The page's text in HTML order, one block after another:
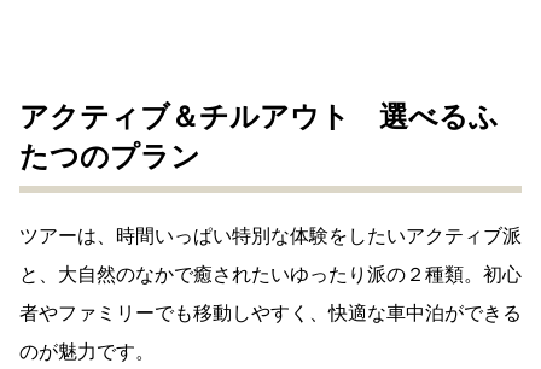
アクティブ＆チルアウト 選べるふ
たつのプラン
ツアーは、時間いっぱい特別な体験をしたいアクティブ派
と、大自然のなかで癒されたいゆったり派の２種類。初心
者やファミリーでも移動しやすく、快適な車中泊ができる
のが魅力です。